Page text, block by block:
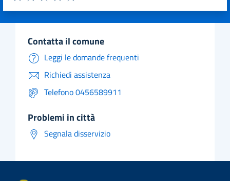
Valuta 5 stelle su 5
Valuta 4 stelle su 5
Valuta 3 stelle su 5
Valuta 2 stelle su 5
Valuta 1 stelle su 5
contatta il comune
Leggi le domande frequenti
Richiedi assistenza
Telefono 0456589911
problemi in città
Segnala disservizio